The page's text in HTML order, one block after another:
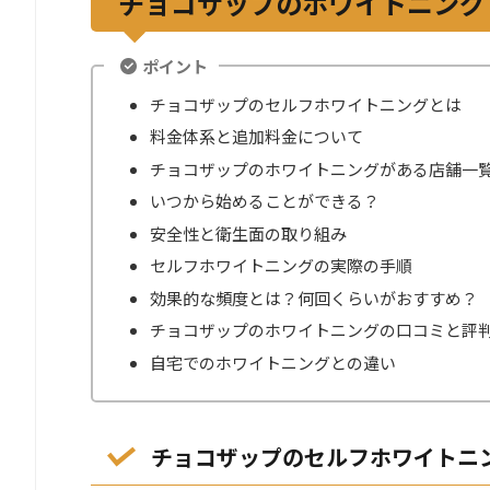
ポイント
チョコザップのセルフホワイトニングとは
料金体系と追加料金について
チョコザップのホワイトニングがある店舗一
いつから始めることができる？
安全性と衛生面の取り組み
セルフホワイトニングの実際の手順
効果的な頻度とは？何回くらいがおすすめ？
チョコザップのホワイトニングの口コミと評
自宅でのホワイトニングとの違い
チョコザップのセルフホワイトニ